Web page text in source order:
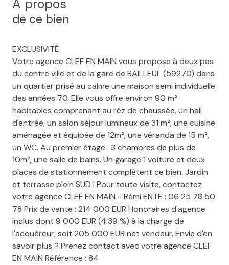
A propos
de ce bien
EXCLUSIVITÉ
Votre agence CLEF EN MAIN vous propose à deux pas
du centre ville et de la gare de BAILLEUL (59270) dans
un quartier prisé au calme une maison semi individuelle
des années 70. Elle vous offre environ 90 m²
habitables comprenant au réz de chaussée, un hall
d'entrée, un salon séjour lumineux de 31 m², une cuisine
aménagée et équipée de 12m², une véranda de 15 m²,
un WC. Au premier étage : 3 chambres de plus de
10m², une salle de bains. Un garage 1 voiture et deux
places de stationnement complètent ce bien. Jardin
et terrasse plein SUD ! Pour toute visite, contactez
votre agence CLEF EN MAIN - Rémi ENTE : 06 25 78 50
78 Prix de vente : 214 000 EUR Honoraires d'agence
inclus dont 9 000 EUR (4.39 %) à la charge de
l'acquéreur, soit 205 000 EUR net vendeur. Envie d'en
savoir plus ? Prenez contact avec votre agence CLEF
EN MAIN Référence : 84